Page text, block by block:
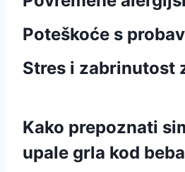
Poteškoće s
Stres i zabrinutost
Kako prepoznati
upale grla kod